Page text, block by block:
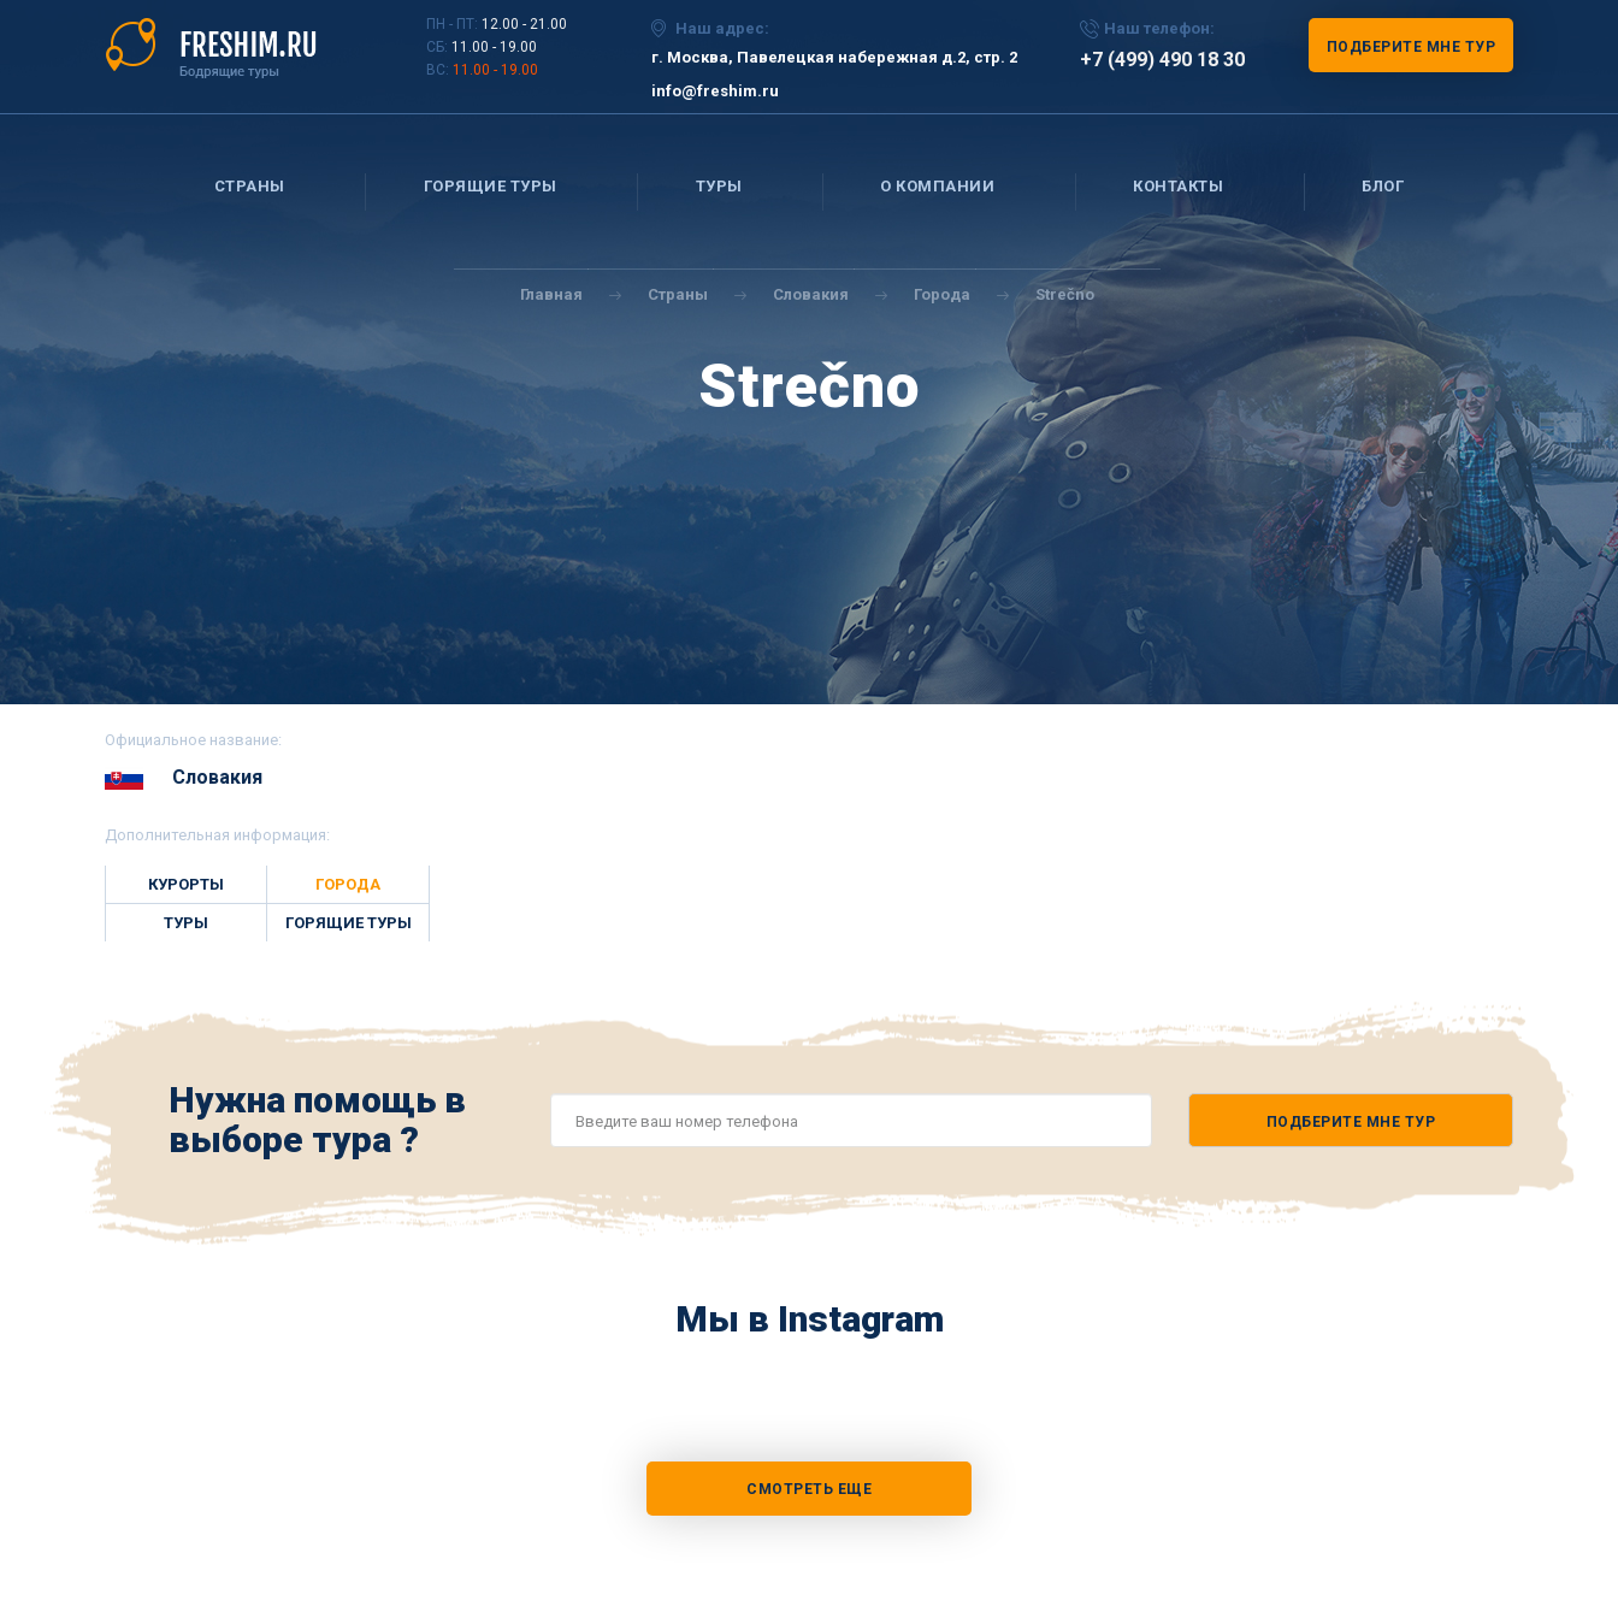
ПН - ПТ: 12.00 - 21.00
СБ: 11.00 - 19.00
ВС: 11.00 - 19.00
Наш адрес:
г. Москва, Павелецкая набережная д.2, стр. 2
info@freshim.ru
Наш телефон:
+7 (499) 490 18 30
ПОДБЕРИТЕ МНЕ ТУР
СТРАНЫ ГОРЯЩИЕ ТУРЫ ТУРЫ О КОМПАНИИ КОНТАКТЫ БЛОГ
Вы
здесь
Главная Страны Словакия Города Strečno
Strečno
Официальное название:
Словакия
Дополнительная информация:
КУРОРТЫ ГОРОДА
ТУРЫ ГОРЯЩИЕ ТУРЫ
Нужна помощь в
выборе тура ?
*
ПОДБЕРИТЕ МНЕ ТУР
Мы в Instagram
СМОТРЕТЬ ЕЩЕ